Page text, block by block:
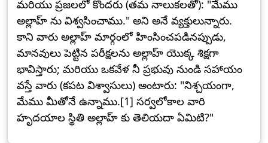
మరియు ప్రజలలో కొందరు (తమ నాలుకలతో): "మేము
అల్లాహ్ ను విశ్వసించాము." అని అనే వ్యక్తులున్నారు.
కాని వారు అల్లాహ్ మార్గంలో హింసించపడినప్పుడు,
మానవులు పెట్టిన పరీక్షలను అల్లాహ్ యొక్క శిక్షగా
భావిస్తారు; మరియు ఒకవేళ నీ ప్రభువు నుండి సహాయం
వస్తే వారు (కపట విశ్వాసులు) అంటారు: "నిశ్చయంగా,
మేము మీతోనే ఉన్నాము.[1] సర్వలోకాల వారి
హృదయాల స్థితి అల్లాహ్ కు తెలియదా ఏమిటి?"